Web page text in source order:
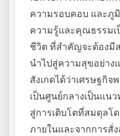
ความรอบคอบ และภู
ความรู้และคุณธรรมเ
ชีวิต ที่สำคัญจะต้องมี
นำไปสู่ความสุขอย่าง
สังเกตได้ว่าเศรษฐกิ
เป็นศูนย์กลางเป็นแน
สู่การเติบโตที่สมดุลโ
ภายในและจากการสั่